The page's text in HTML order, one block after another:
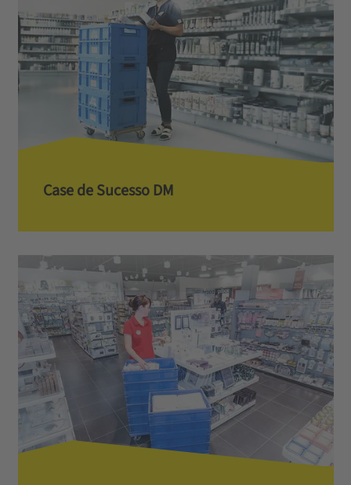
Case de Sucesso DM